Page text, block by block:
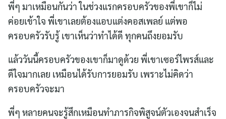
พี่ๆ มาเหมือนกันว่า ในช่วงแรกครอบครัวของพี่เขาก็ไม่
ค่อยเข้าใจ พี่เขาเลยต้องแอบแต่งคอสเพลย์ แต่พอ
ครอบครัวรับรู้ เขาเห็นว่าทำได้ดี ทุกคนถึงยอมรับ
แล้ววันนี้ครอบครัวของเขาก็มาดูด้วย พี่เขาเซอร์ไพรส์และ
ดีใจมากเลย เหมือนได้รับการยอมรับ เพราะไม่คิดว่า
ครอบครัวจะมา
พี่ๆ หลายคนจะรู้สึกเหมือนทำภารกิจพิสูจน์ตัวเองจนสำเร็จ